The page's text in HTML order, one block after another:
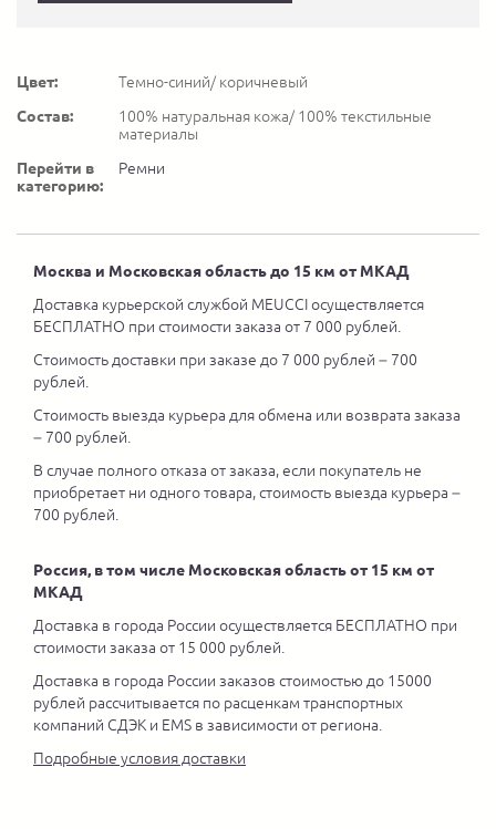
Цвет:
Темно-синий/ коричневый
Состав:
100% натуральная кожа/ 100% текстильные
материалы
Перейти в
категорию:
Ремни
Москва и Московская область до 15 км от МКАД
Доставка курьерской службой MEUCCI осуществляется
БЕСПЛАТНО при стоимости заказа от 7 000 рублей.
Стоимость доставки при заказе до 7 000 рублей – 700
рублей.
Стоимость выезда курьера для обмена или возврата заказа
– 700 рублей.
В случае полного отказа от заказа, если покупатель не
приобретает ни одного товара, стоимость выезда курьера –
700 рублей.
Россия, в том числе Московская область от 15 км от
МКАД
Доставка в города России осуществляется БЕСПЛАТНО при
стоимости заказа от 15 000 рублей.
Доставка в города России заказов стоимостью до 15000
рублей рассчитывается по расценкам транспортных
компаний СДЭК и EMS в зависимости от региона.
Подробные условия доставки